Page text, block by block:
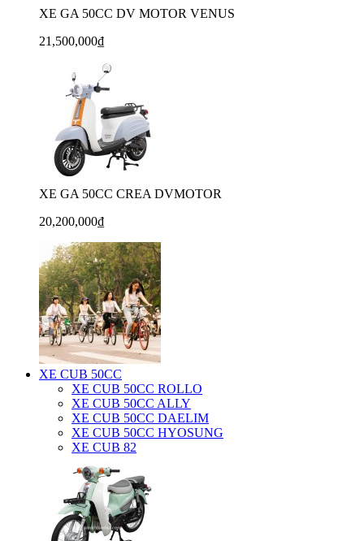
XE GA 50CC DV MOTOR VENUS
21,500,000₫
XE GA 50CC CREA DVMOTOR
20,200,000₫
XE CUB 50CC
XE CUB 50CC ROLLO
XE CUB 50CC ALLY
XE CUB 50CC DAELIM
XE CUB 50CC HYOSUNG
XE CUB 82